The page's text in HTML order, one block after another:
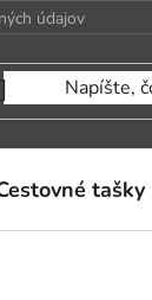
údajov
tašky